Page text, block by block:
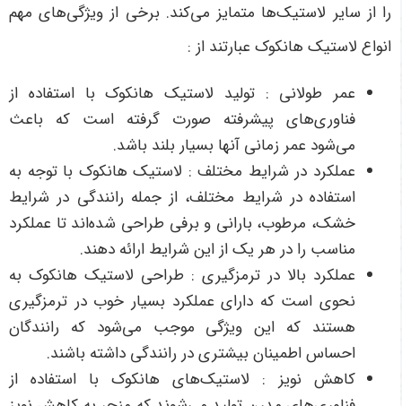
را از سایر لاستیک‌ها متمایز می‌کند. برخی از ویژگی‌های مهم
انواع لاستیک‌ هانکوک عبارتند از :
عمر طولانی : تولید لاستیک‌ هانکوک با استفاده از
فناوری‌های پیشرفته صورت گرفته است که باعث
می‌شود عمر زمانی آنها بسیار بلند باشد.
عملکرد در شرایط مختلف : لاستیک‌ هانکوک با توجه به
استفاده در شرایط مختلف، از جمله رانندگی در شرایط
خشک، مرطوب، بارانی و برفی طراحی شده‌اند تا عملکرد
مناسب را در هر یک از این شرایط ارائه دهند.
عملکرد بالا در ترمزگیری : طراحی لاستیک‌ هانکوک به
نحوی است که دارای عملکرد بسیار خوب در ترمزگیری
هستند که این ویژگی موجب می‌شود که رانندگان
احساس اطمینان بیشتری در رانندگی داشته باشند.
کاهش نویز : لاستیک‌های هانکوک با استفاده از